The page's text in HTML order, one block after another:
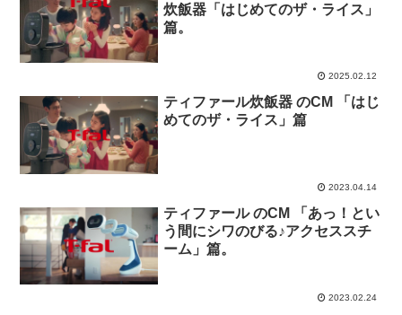
炊飯器「はじめてのザ・ライス」
篇。
2025.02.12
ティファール炊飯器 のCM 「はじ
めてのザ・ライス」篇
2023.04.14
ティファール のCM 「あっ！とい
う間にシワのびる♪アクセススチ
ーム」篇。
2023.02.24